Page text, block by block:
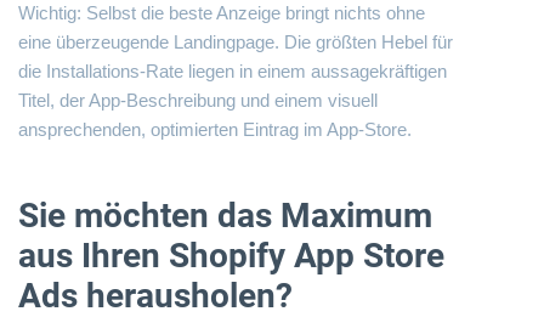
Wichtig: Selbst die beste Anzeige bringt nichts ohne
eine überzeugende Landingpage. Die größten Hebel für
die Installations-Rate liegen in einem aussagekräftigen
Titel, der App-Beschreibung und einem visuell
ansprechenden, optimierten Eintrag im App-Store.
Sie möchten das Maximum
aus Ihren Shopify App Store
Ads herausholen?